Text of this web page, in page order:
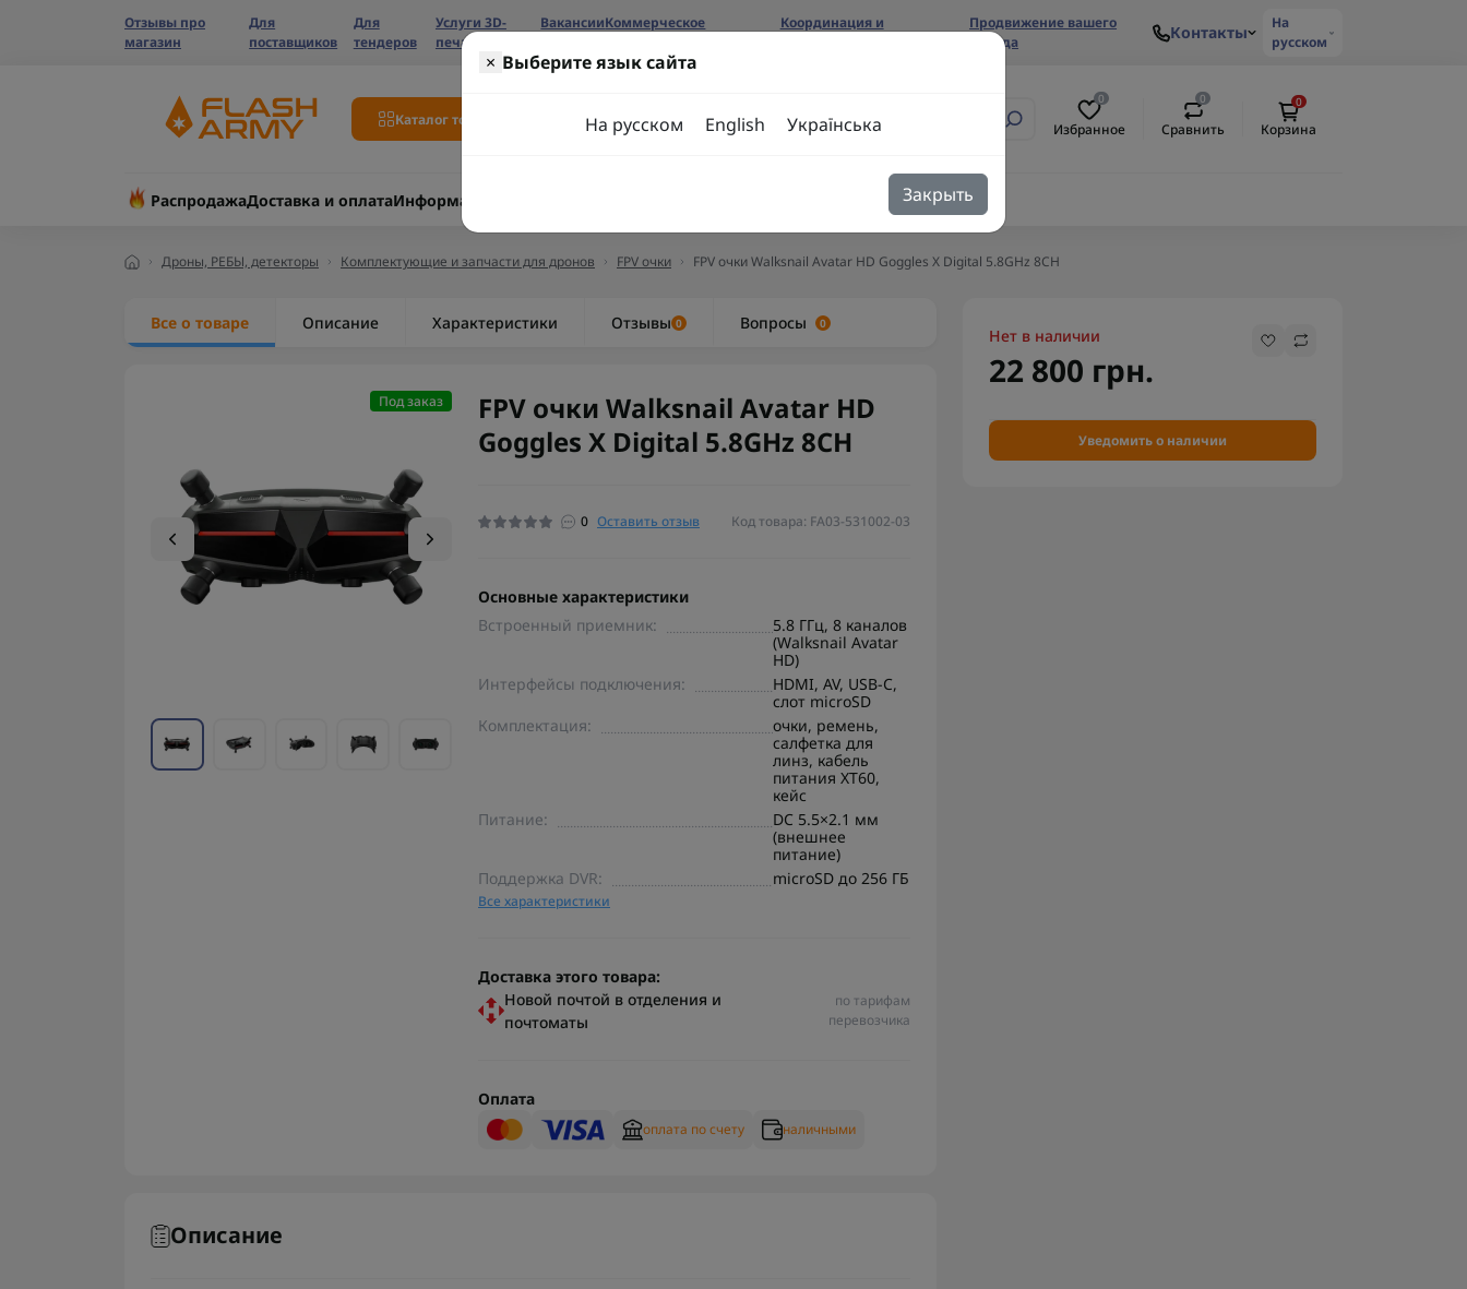
Отзывы про
магазин
Для
поставщиков
Для
тендеров
Услуги 3D-
печати
ВакансииКоммерческое
Координация и
Продвижение вашего
бренда
Контакты
На
русском
Каталог товаров
0
Избранное
0
Сравнить
0
Корзина
РаспродажаДоставка и оплатаИнформация
Дроны, РЕБЫ, детекторы Комплектующие и запчасти для дронов FPV очки FPV очки Walksnail Avatar HD Goggles X Digital 5.8GHz 8CH
× Выберите язык сайта
На русском English Українська
Закрыть
Все о товаре Описание Характеристики Отзывы 0 Вопросы 0
Под заказ
FPV очки Walksnail Avatar HD
Goggles X Digital 5.8GHz 8CH
0 Оставить отзыв Код товара: FA03-531002-03
Нет в наличии
22 800 грн.
Уведомить о наличии
Основные характеристики
Встроенный приемник:
5.8 ГГц, 8 каналов
(Walksnail Avatar
HD)
Интерфейсы подключения:
HDMI, AV, USB-C,
слот microSD
Комплектация:
очки, ремень,
салфетка для
линз, кабель
питания XT60,
кейс
Питание:
DC 5.5×2.1 мм
(внешнее
питание)
Поддержка DVR:
microSD до 256 ГБ
Все характеристики
Доставка этого товара:
Новой почтой в отделения и
почтоматы
по тарифам
перевозчика
Оплата
оплата по счету наличными
Описание